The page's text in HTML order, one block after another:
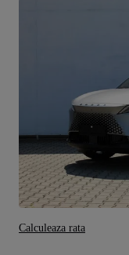
Calculeaza rata